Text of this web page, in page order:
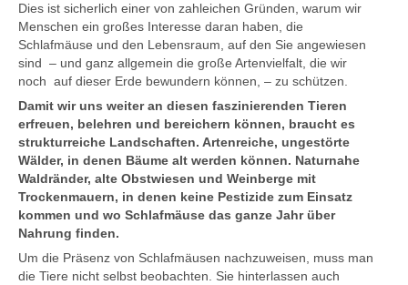
Dies ist sicherlich einer von zahleichen Gründen, warum wir
Menschen ein großes Interesse daran haben, die
Schlafmäuse und den Lebensraum, auf den Sie angewiesen
sind – und ganz allgemein die große Artenvielfalt, die wir
noch auf dieser Erde bewundern können, – zu schützen.
Damit wir uns weiter an diesen faszinierenden Tieren
erfreuen, belehren und bereichern können, braucht es
strukturreiche Landschaften. Artenreiche, ungestörte
Wälder, in denen Bäume alt werden können. Naturnahe
Waldränder, alte Obstwiesen und Weinberge mit
Trockenmauern, in denen keine Pestizide zum Einsatz
kommen und wo Schlafmäuse das ganze Jahr über
Nahrung finden.
Um die Präsenz von Schlafmäusen nachzuweisen, muss man
die Tiere nicht selbst beobachten. Sie hinterlassen auch